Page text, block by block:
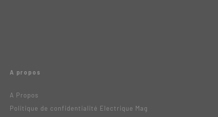
A propos
A Propos
Politique de confidentialité Electrique Mag